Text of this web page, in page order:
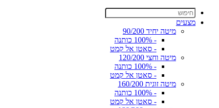
מצעים
מיטה יחיד 90/200
- 100% כותנה
- סאטן אל קמט
מיטה וחצי 120/200
- 100% כותנה
- סאטן אל קמט
מיטה זוגית 160/200
- 100% כותנה
- סאטן אל קמט